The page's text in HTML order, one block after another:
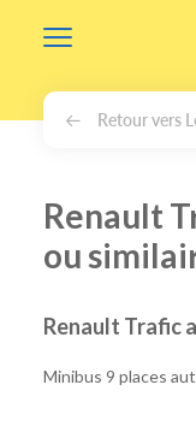
Retour vers
Renault
ou
Renault Trafic
Minibus 9 places